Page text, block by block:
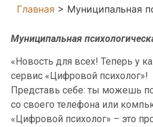
Главная > Муниципальная
Муниципальная
«Новость для всех! Теперь у
сервис «Цифровой психолог»!
Представь себе: ты можешь
со своего телефона или
«Цифровой психолог» – это